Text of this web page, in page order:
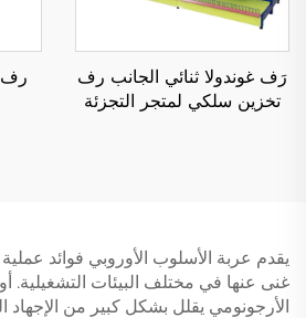
رَف غوندولا ثنائي الجانب رف
تخزين سلكي لمتجر التجزئة
يقدم عربة الأسلوب الأوروبي فوائد عملية
غنى عنها في مختلف البيئات التشغيلية.
الأرجونومي يقلل بشكل كبير من الإجهاد